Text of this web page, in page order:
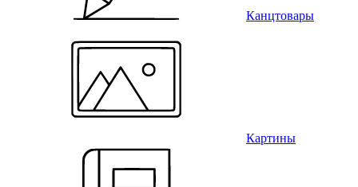
Канцтовары
Картины